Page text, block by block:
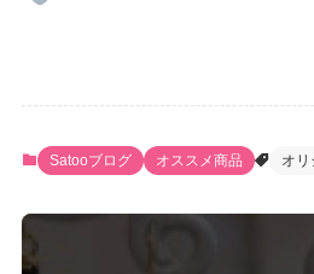
Satooブログ オススメ商品 オリ